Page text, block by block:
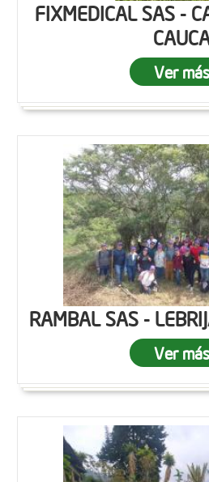
FIXMEDICAL SAS -
Ver más
RAMBAL SAS -
Ver más